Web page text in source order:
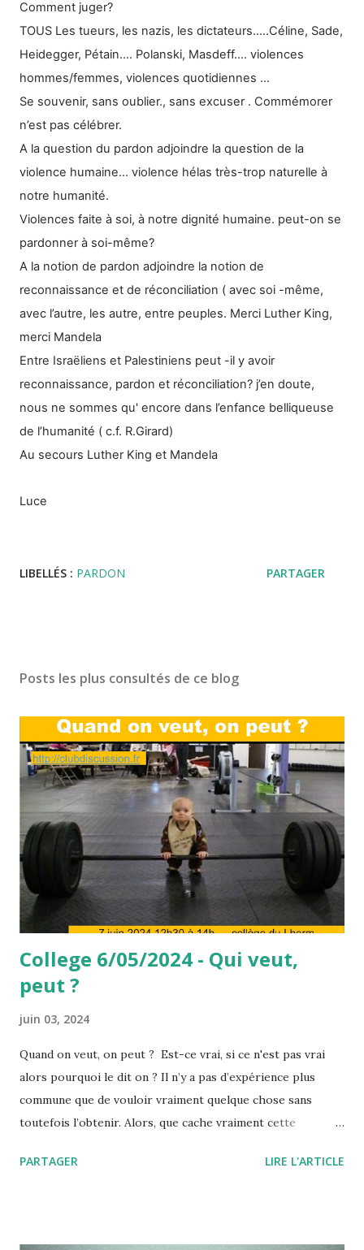
Comment juger?
TOUS Les tueurs, les nazis, les dictateurs…..Céline, Sade,
Heidegger, Pétain…. Polanski, Masdeff…. violences
hommes/femmes, violences quotidiennes ...
Se souvenir, sans oublier., sans excuser . Commémorer
n’est pas célébrer.
A la question du pardon adjoindre la question de la
violence humaine… violence hélas très-trop naturelle à
notre humanité.
Violences faite à soi, à notre dignité humaine. peut-on se
pardonner à soi-même?
A la notion de pardon adjoindre la notion de
reconnaissance et de réconciliation ( avec soi -même,
avec l’autre, les autre, entre peuples. Merci Luther King,
merci Mandela
Entre Israëliens et Palestiniens peut -il y avoir
reconnaissance, pardon et réconciliation? j’en doute,
nous ne sommes qu' encore dans l’enfance belliqueuse
de l’humanité ( c.f. R.Girard)
Au secours Luther King et Mandela
Luce
LIBELLÉS : PARDON PARTAGER
Posts les plus consultés de ce blog
College 6/05/2024 - Qui veut,
peut ?
juin 03, 2024
Quand on veut, on peut ? Est-ce vrai, si ce n'est pas vrai
alors pourquoi le dit on ? Il n’y a pas d’expérience plus
commune que de vouloir vraiment quelque chose sans
toutefois l’obtenir. Alors, que cache vraiment cette
donner les moyens" ? Pourquoi, quand on veut, on ne peut
PARTAGER LIRE L'ARTICLE